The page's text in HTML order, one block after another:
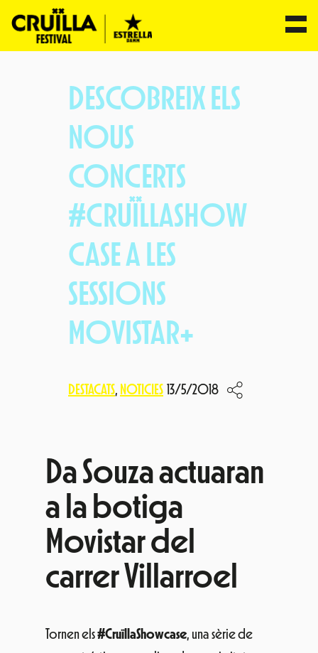
DESCOBREIX ELS
NOUS
CONCERTS
#CRUÏLLASHOW
CASE A LES
SESSIONS
MOVISTAR+
DESTACATS, NOTICIES 13/5/2018
Da Souza actuaran
a la botiga
Movistar del
carrer Villarroel
Tornen els#CruïllaShowcase, una sèrie de